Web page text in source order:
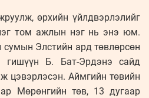
өрхийн үйлдвэрлэлийг
том ажлын нэг нь энэ юм.
Элстийн ард төвлөрсөн
гишүүн Б. Бат-Эрдэнэ сайд
цэвэрлэсэн. Аймгийн төвийн
Мөрөнгийн төв, 13 дугаар